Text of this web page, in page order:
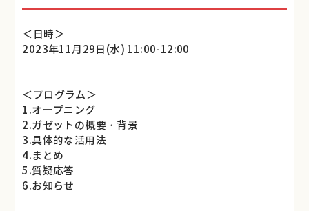
＜日時＞
2023年11月29日(水) 11:00-12:00
＜プログラム＞
1.オープニング
2.ガゼットの概要・背景
3.具体的な活用法
4.まとめ
5.質疑応答
6.お知らせ